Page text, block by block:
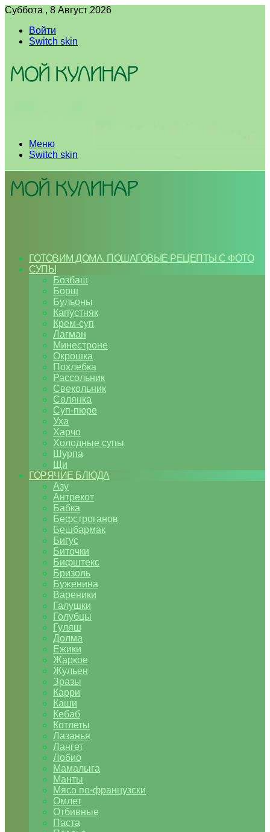
Суббота , 8 Август 2026
Войти
Switch skin
Меню
Switch skin
ГОТОВИМ ДОМА. ПОШАГОВЫЕ РЕЦЕПТЫ С ФОТО
СУПЫ
Бозбаш
Борщ
Бульоны
Капустняк
Крем-суп
Лагман
Минестроне
Окрошка
Похлебка
Рассольник
Свекольник
Солянка
Суп-пюре
Уха
Харчо
Холодные супы
Шурпа
Щи
ГОРЯЧИЕ БЛЮДА
Азу
Антрекот
Бабка
Бефстроганов
Бешбармак
Бигус
Биточки
Бифштекс
Бризоль
Буженина
Вареники
Галушки
Голубцы
Гуляш
Долма
Ежики
Жаркое
Жульен
Зразы
Карри
Каши
Кебаб
Котлеты
Лазанья
Лангет
Лобио
Мамалыга
Манты
Мясо по-французски
Омлет
Отбивные
Паста